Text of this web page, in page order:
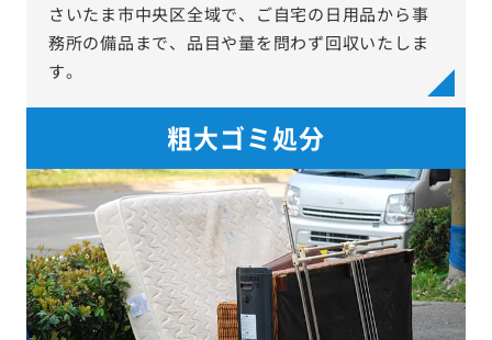
さいたま市中央区全域で、ご自宅の日用品から事
務所の備品まで、品目や量を問わず回収いたしま
す。
粗大ゴミ処分